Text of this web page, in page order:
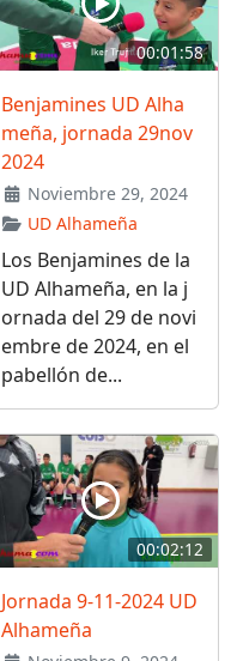
00:01:58
Benjamines UD Alha
meña, jornada 29nov
2024
Noviembre 29, 2024
UD Alhameña
Los Benjamines de la
UD Alhameña, en la j
ornada del 29 de novi
embre de 2024, en el
pabellón de...
00:02:12
Jornada 9-11-2024 UD
Alhameña